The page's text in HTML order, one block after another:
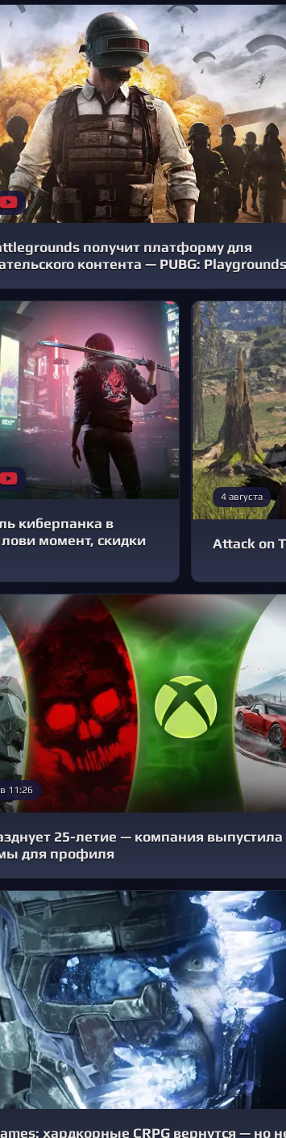
получит платформу для
контента — PUBG: Playgrounds
киберпанка в
момент, скидки
4 августа
Attack on
11:26
25-летие — компания выпустила
для профиля
хардкорные CRPG вернутся — но